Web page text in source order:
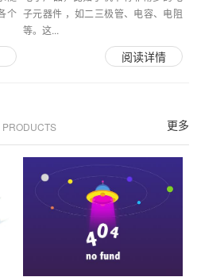
个 子元器件 ，如二三极管、电容、电阻
等。这...
阅读详情
更多